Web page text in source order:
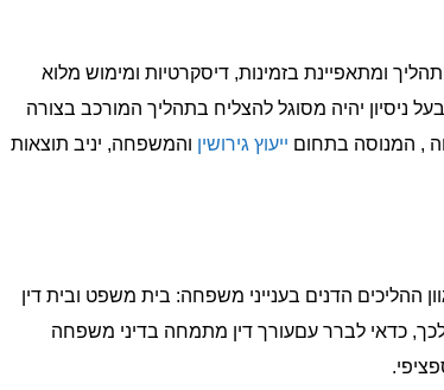
ומתאפיינת בזמינות, דיסקרטיות ומימוש מלוא
ניסיון יהיה מסוגל להצליח בתהליך המורכב בצורה
, המנוסה בתחום ייעוץ גירושין והמשפחה, יניב תוצאות
ההליכים הדנים בענייני משפחה: בית משפט ובית דין
כדאי לברר עםעורך דין מתמחה בדיני משפחה